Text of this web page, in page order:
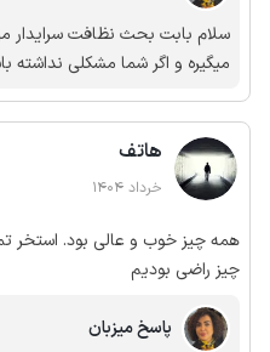
بود واقعن کلافه شدیم این دو روز
هزینه کنه درکل از 10 بخام نمره بدم 2 بیشتر نمیگیره
سلام بابت بحث نظافت سرایدار
میگیره و اگر شما مشکلی نداشته
خب بلاخره باید از یه طریقی
انجام بدیم بابت پنکه هم داخل
پنجره ها داریم ولی برای دری
هاتف
خرداد 1404
همه چیز خوب و عالی بود. استخر
چیز راضی بودیم
پاسخ میزبان